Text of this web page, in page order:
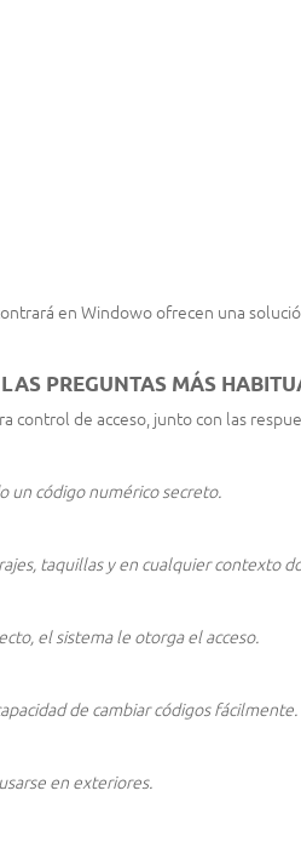
en Windowo ofrecen una
PREGUNTAS MÁS
de acceso, junto con las
un código numérico secreto.
taquillas y en cualquier contexto
el sistema le otorga el acceso.
de cambiar códigos fácilmente.
en exteriores.